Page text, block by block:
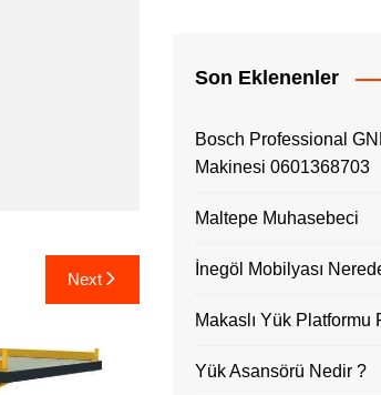
Next
Son Eklenenler
Bosch Professional
Makinesi 0601368703
Maltepe Muhasebeci
İnegöl Mobilyası
Makaslı Yük Platformu
Yük Asansörü Nedir ?